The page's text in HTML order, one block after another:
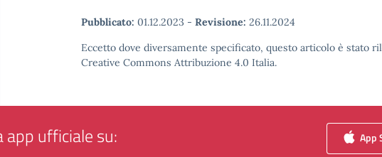
Pubblicato: 01.12.2023 - Revisione: 26.11.2024
Eccetto dove diversamente specificato, questo articolo è stato
Creative Commons Attribuzione 4.0 Italia.
app ufficiale su: App